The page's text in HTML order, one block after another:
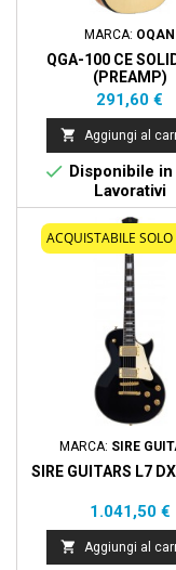
MARCA: OQAN
QGA-100 CE
(PREAMP)
Prezzo
291,60 €
 Aggiungi al
 Disponibile
Lavorativi
ACQUISTABILE
MARCA: SIRE
SIRE GUITARS L7
Prezzo
1.041,50 €
 Aggiungi al